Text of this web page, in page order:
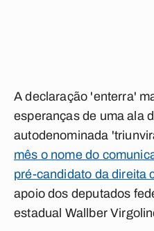
A declaração 'enterra'
esperanças de uma ala
autodenominada
mês o nome do
pré-candidato da direita
apoio dos deputados
estadual Wallber